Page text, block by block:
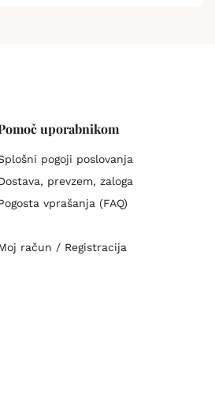
uporabnikom
pogoji poslovanja
prevzem, zaloga
vprašanja (FAQ)
račun / Registracija